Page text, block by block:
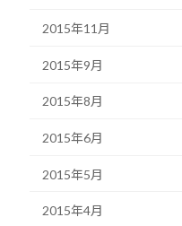
2015年11月
2015年9月
2015年8月
2015年6月
2015年5月
2015年4月